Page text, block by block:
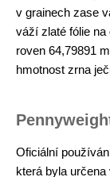
v grainech zase
váží zlaté fólie na
roven 64,79891
hmotnost zrna
Oficiální
která byla